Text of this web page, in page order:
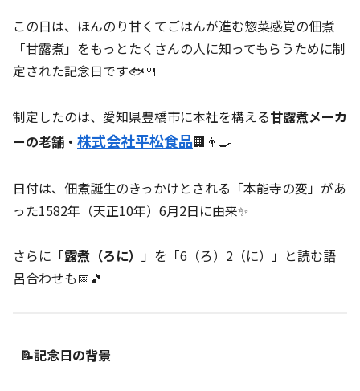
この日は、ほんのり甘くてごはんが進む惣菜感覚の佃煮
「甘露煮」をもっとたくさんの人に知ってもらうために制
定された記念日です🐟🍴
制定したのは、愛知県豊橋市に本社を構える甘露煮メーカ
ーの老舗・ 株式会社平松食品🏢👨‍🍳
日付は、佃煮誕生のきっかけとされる「本能寺の変」があ
った1582年（天正10年）6月2日に由来✨
さらに「露煮（ろに） 」を「6（ろ）2（に）」と読む語
呂合わせも📅🎵
📝記念日の背景